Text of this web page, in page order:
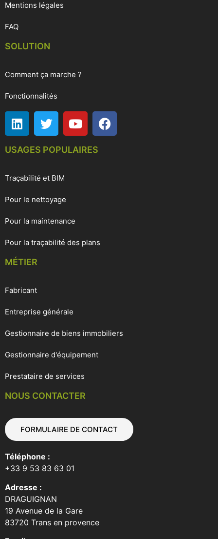
Mentions légales
FAQ
SOLUTION
Comment ça marche ?
Fonctionnalités
USAGES POPULAIRES
Traçabilité et BIM
Pour le nettoyage
Pour la maintenance
Pour la traçabilité des plans
MÉTIER
Fabricant
Entreprise générale
Gestionnaire de biens immobiliers
Gestionnaire d'équipement
Prestataire de services
NOUS CONTACTER
FORMULAIRE DE CONTACT
Téléphone :
+33 9 53 83 63 01
Adresse :
DRAGUIGNAN
19 Avenue de la Gare
83720 Trans en provence